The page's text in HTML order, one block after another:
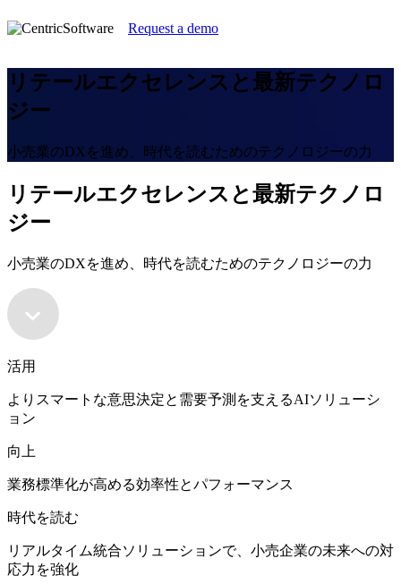
Request a demo
リテールエクセレンスと最新テクノロ
ジー
小売業のDXを進め、時代を読むためのテクノロジーの力
リテールエクセレンスと最新テクノロ
ジー
小売業のDXを進め、時代を読むためのテクノロジーの力
活用
よりスマートな意思決定と需要予測を支えるAIソリューシ
ョン
向上
業務標準化が高める効率性とパフォーマンス
時代を読む
リアルタイム統合ソリューションで、小売企業の未来への対
応力を強化